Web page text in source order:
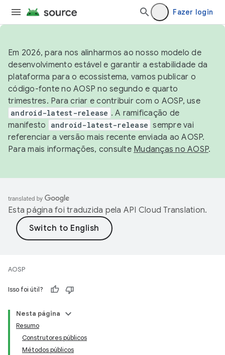
Fazer login
Em 2026, para nos alinharmos ao nosso modelo de
desenvolvimento estável e garantir a estabilidade da
plataforma para o ecossistema, vamos publicar o
código-fonte no AOSP no segundo e quarto
trimestres. Para criar e contribuir com o AOSP, use
android-latest-release . A ramificação de
manifesto
android-latest-release sempre vai
referenciar a versão mais recente enviada ao AOSP.
Para mais informações, consulte Mudanças no AOSP.
Esta página foi traduzida pela API Cloud Translation.
AOSP
Isso foi útil?
Nesta página
Resumo
Construtores públicos
Métodos públicos